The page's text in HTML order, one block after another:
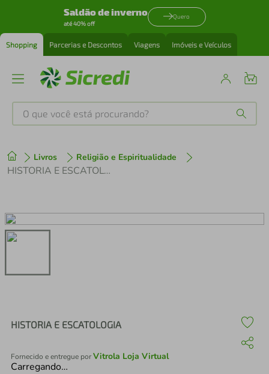
Saldão de inverno
até 40% off
Quero
Shopping Parcerias e Descontos Viagens Imóveis e Veículos
O que você está procurando?
Livros Religião e Espiritualidade
HISTORIA E ESCATOLOGIA
HISTORIA E ESCATOLOGIA
Fornecido e entregue porVitrola Loja Virtual
Carregando…
1º tenis